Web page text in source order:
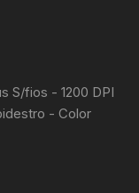
S/fios - 1200 DPI
- Color